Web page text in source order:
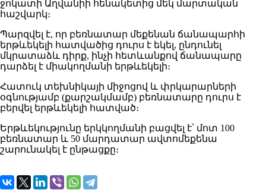
ջոկատի Աղվանիի հենակետից մեկ մարտական
հաշվարկ։
Պարզվել է, որ բեռնատար մեքենան ճանապարհի
երթևեկելի հատվածից դուրս է եկել, ընդունել
մկրատաձև դիրք, ինչի հետևանքով ճանապարը
դարձել է միակողմանի երթևեկելի։
Հատուկ տեխնիկայի միջոցով և փրկարարների
օգնությամբ (քարշակմամբ) բեռնատարը դուրս է
բերվել երթևեկելի հատված։
Երթևեկությունը երկկողմանի բացվել է՝ մոտ 100
բեռնատար և 50 մարդատար ավտոմեքենա
շարունակել է ընթացքը։